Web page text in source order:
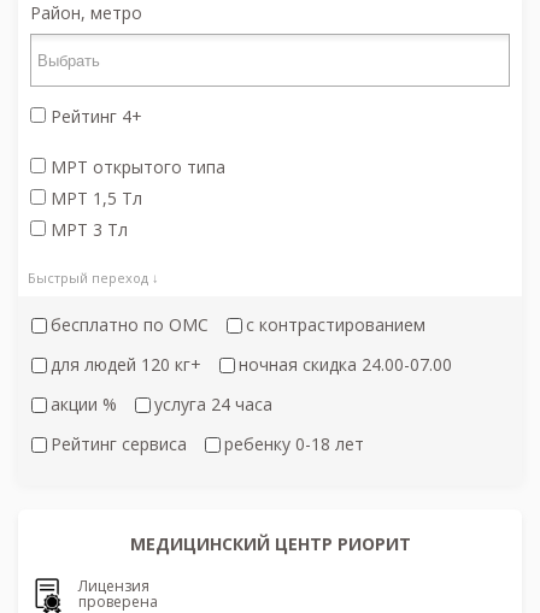
Район, метро
Рейтинг 4+
МРТ открытого типа
МРТ 1,5 Тл
МРТ 3 Тл
Быстрый переход ↓
бесплатно по ОМС
с контрастированием
для людей 120 кг+
ночная скидка 24.00-07.00
акции %
услуга 24 часа
Рейтинг сервиса
ребенку 0-18 лет
МЕДИЦИНСКИЙ ЦЕНТР РИОРИТ
Лицензия
проверена